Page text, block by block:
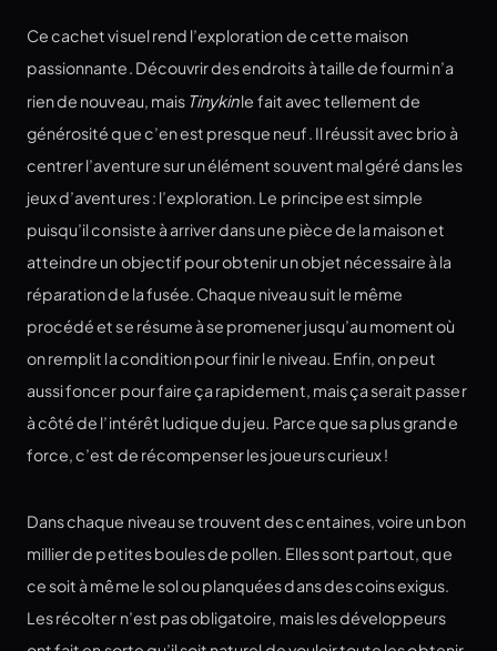
Ce cachet visuel rend l’exploration de cette maison
passionnante. Découvrir des endroits à taille de fourmi n’a
rien de nouveau, mais Tinykinle fait avec tellement de
générosité que c’en est presque neuf. Il réussit avec brio à
centrer l’aventure sur un élément souvent mal géré dans les
jeux d’aventures : l’exploration. Le principe est simple
puisqu’il consiste à arriver dans une pièce de la maison et
atteindre un objectif pour obtenir un objet nécessaire à la
réparation de la fusée. Chaque niveau suit le même
procédé et se résume à se promener jusqu’au moment où
on remplit la condition pour finir le niveau. Enfin, on peut
aussi foncer pour faire ça rapidement, mais ça serait passer
à côté de l’intérêt ludique du jeu. Parce que sa plus grande
force, c’est de récompenser les joueurs curieux !
Dans chaque niveau se trouvent des centaines, voire un bon
millier de petites boules de pollen. Elles sont partout, que
ce soit à même le sol ou planquées dans des coins exigus.
Les récolter n’est pas obligatoire, mais les développeurs